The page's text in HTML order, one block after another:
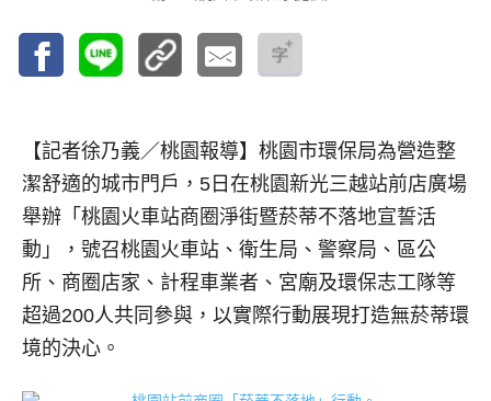
【記者徐乃義／桃園報導】 桃園市環保局為營造整
潔舒適的城市門戶，5日在桃園新光三越站前店廣場
舉辦「桃園火車站商圈淨街暨菸蒂不落地宣誓活
動」，號召桃園火車站、衛生局、警察局、區公
所、商圈店家、計程車業者、宮廟及環保志工隊等
超過200人共同參與，以實際行動展現打造無菸蒂環
境的決心。